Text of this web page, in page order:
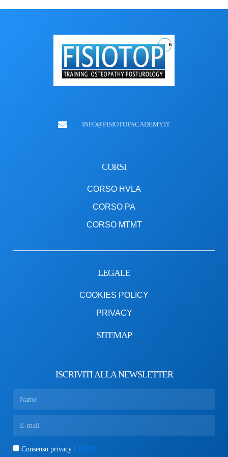
INFO@FISIOTOPACADEMY.IT
CORSI
CORSO HVLA
CORSO PA
CORSO MTMT
LEGALE
COOKIES POLICY
PRIVACY
SITEMAP
ISCRIVITI ALLA NEWSLETTER
Consenso privacy LEGGI.